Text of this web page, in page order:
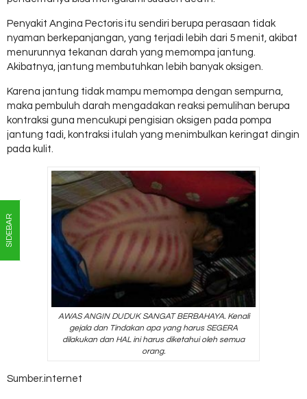
Penyakit Angina Pectoris itu sendiri berupa perasaan tidak
nyaman berkepanjangan, yang terjadi lebih dari 5 menit, akibat
menurunnya tekanan darah yang memompa jantung.
Akibatnya, jantung membutuhkan lebih banyak oksigen.
Karena jantung tidak mampu memompa dengan sempurna,
maka pembuluh darah mengadakan reaksi pemulihan berupa
kontraksi guna mencukupi pengisian oksigen pada pompa
jantung tadi, kontraksi itulah yang menimbulkan keringat dingin
pada kulit.
AWAS ANGIN DUDUK SANGAT BERBAHAYA. Kenali
gejala dan Tindakan apa yang harus SEGERA
dilakukan dan HAL ini harus diketahui oleh semua
orang.
Sumber.internet
SIDEBAR